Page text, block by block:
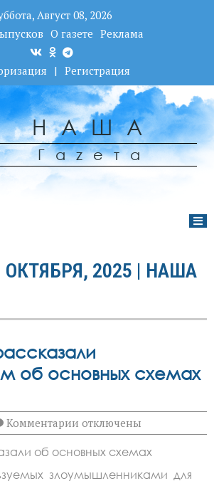
Август 08, 2026
О газете Реклама
| Регистрация
НАША
Гаzета
ОКТЯБРЯ, 2025 | НАША
об основных схемах
Комментарии к
записи
рассказали
зверевчанам
об
отключены
об основных схемах
злоумышленниками для